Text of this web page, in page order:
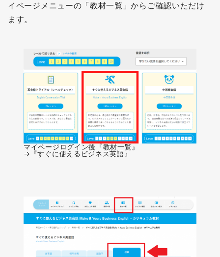
イページメニューの「教材一覧」からご確認いただけ
ます。
マイページログイン後『教材一覧』
→『すぐに使えるビジネス英語』